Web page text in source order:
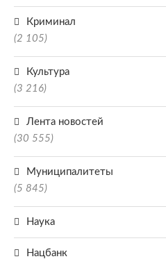
Криминал
(2 105)
Культура
(3 216)
Лента новостей
(30 555)
Муниципалитеты
(5 845)
Наука
Нацбанк